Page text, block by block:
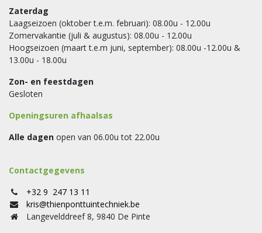
Zaterdag
Laagseizoen (oktober t.e.m. februari): 08.00u - 12.00u
Zomervakantie (juli & augustus): 08.00u - 12.00u
Hoogseizoen (maart t.e.m juni, september): 08.00u -12.00u &
13.00u - 18.00u
Zon- en feestdagen
Gesloten
Openingsuren afhaalsas
Alle dagen open van 06.00u tot 22.00u
Contactgegevens
+32 9 247 13 11
kris@thienponttuintechniek.be
Langevelddreef 8, 9840 De Pinte